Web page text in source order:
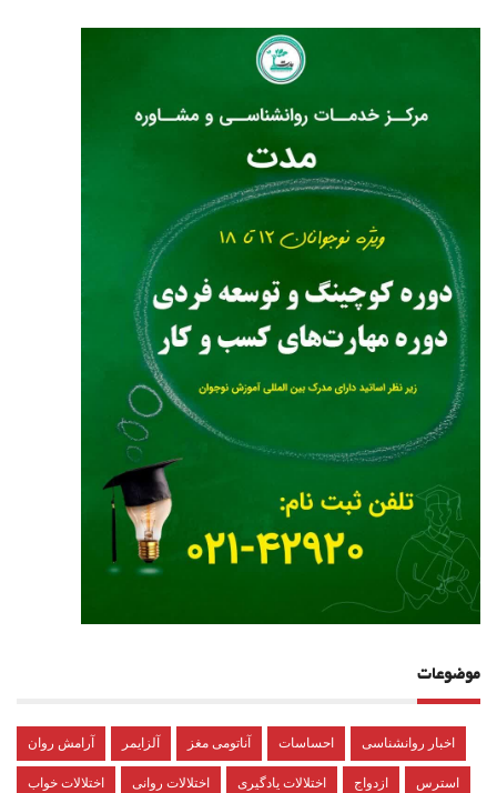
موضوعات
آرامش روان آلزایمر آناتومی مغز احساسات اخبار روانشناسی
اختلالات خواب اختلالات روانی اختلالات یادگیری ازدواج استرس